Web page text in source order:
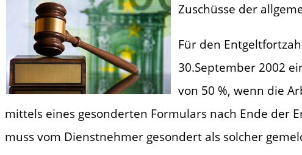
Zuschüsse der
Für den
30.September 2002
von 50 %, wenn die
mittels eines gesonderten Formulars nach Ende der
muss vom Dienstnehmer gesondert als solcher